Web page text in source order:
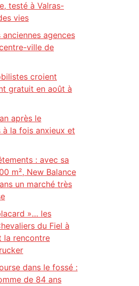
testé à Valras-
vies
agences
ville de
croient
gratuit en août à
après le
à la fois anxieux et
: avec sa
m², New Balance
un marché très
»… les
du Fiel à
la rencontre
dans le fossé :
de 84 ans